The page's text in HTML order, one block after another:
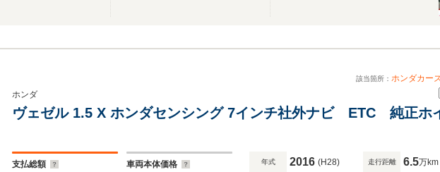
該当箇所： ホンダカー
ホンダ
ヴェゼル 1.5 X ホンダセンシング 7インチ社外ナビ ETC 純正ホ
支払総額 車両本体価格 年式 2016 (H28) 走行距離 6.5万km